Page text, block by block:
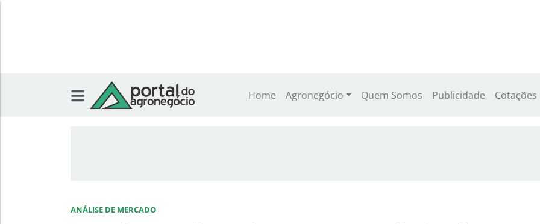
Home Agronegócio Quem Somos Publicidade Cotações
ANÁLISE DE MERCADO